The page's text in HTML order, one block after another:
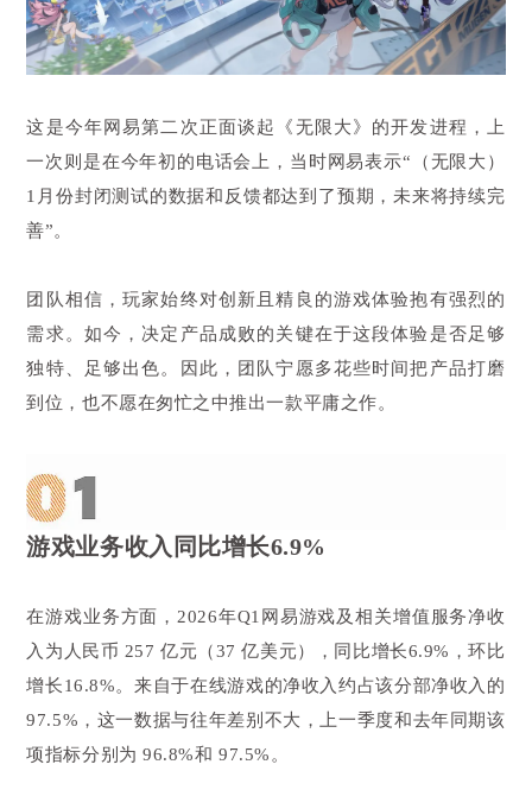
这是今年网易第二次正面谈起《无限大》的开发进程，上
一次则是在今年初的电话会上，当时网易表示“（无限大）
1月份封闭测试的数据和反馈都达到了预期，未来将持续完
善”。
团队相信，玩家始终对创新且精良的游戏体验抱有强烈的
需求。如今，决定产品成败的关键在于这段体验是否足够
独特、足够出色。因此，团队宁愿多花些时间把产品打磨
到位，也不愿在匆忙之中推出一款平庸之作。
游戏业务收入同比增长6.9%
在游戏业务方面，2026年Q1网易游戏及相关增值服务净收
入为人民币 257 亿元（37 亿美元），同比增长6.9%，环比
增长16.8%。来自于在线游戏的净收入约占该分部净收入的
97.5%，这一数据与往年差别不大，上一季度和去年同期该
项指标分别为 96.8%和 97.5%。